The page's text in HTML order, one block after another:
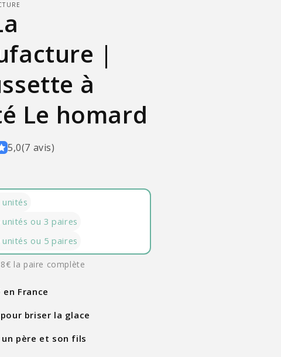
|
à
Le homard
5,0(7 avis)
unités
unités ou 3 paires
unités ou 5 paires
la paire complète
en France
briser la glace
un père et son fils